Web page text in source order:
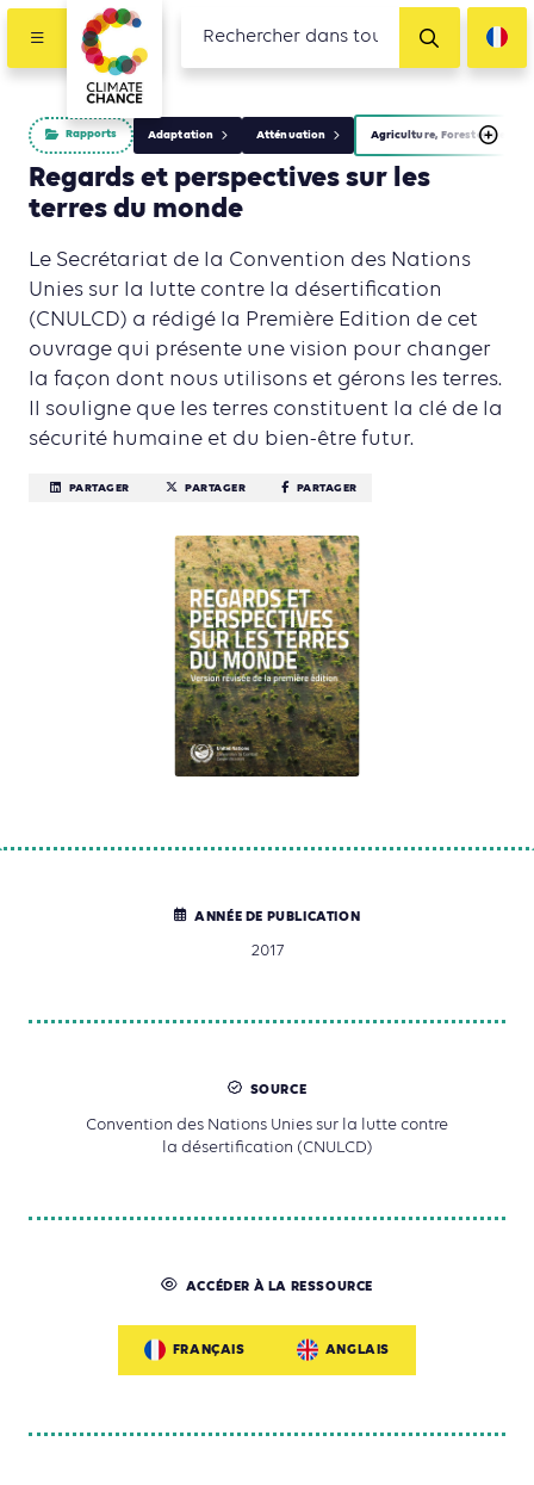
Rapports Adaptation Atténuation Agriculture, Foresterie et
Regards et perspectives sur les
terres du monde
Le Secrétariat de la Convention des Nations
Unies sur la lutte contre la désertification
(CNULCD) a rédigé la Première Edition de cet
ouvrage qui présente une vision pour changer
la façon dont nous utilisons et gérons les terres.
Il souligne que les terres constituent la clé de la
sécurité humaine et du bien-être futur.
PARTAGER PARTAGER PARTAGER
ANNÉE DE PUBLICATION
2017
SOURCE
Convention des Nations Unies sur la lutte contre
la désertification (CNULCD)
ACCÉDER À LA RESSOURCE
FRANÇAIS ANGLAIS